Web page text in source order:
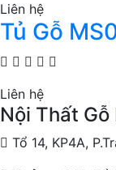
Liên hệ
Tủ Gỗ
Liên hệ
Nội Thất
Tổ 14, KP4A,